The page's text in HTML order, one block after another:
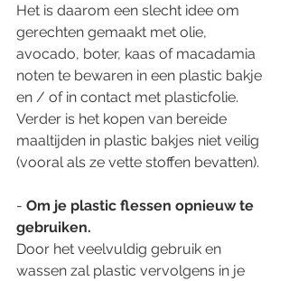
Het is daarom een ​​slecht idee om
gerechten gemaakt met olie,
avocado, boter, kaas of macadamia
noten te bewaren in een plastic bakje
en / of in contact met plasticfolie.
Verder is het kopen van bereide
maaltijden in plastic bakjes niet veilig
(vooral als ze vette stoffen bevatten).
- Om je plastic flessen opnieuw te
gebruiken.
Door het veelvuldig gebruik en
wassen zal plastic vervolgens in je